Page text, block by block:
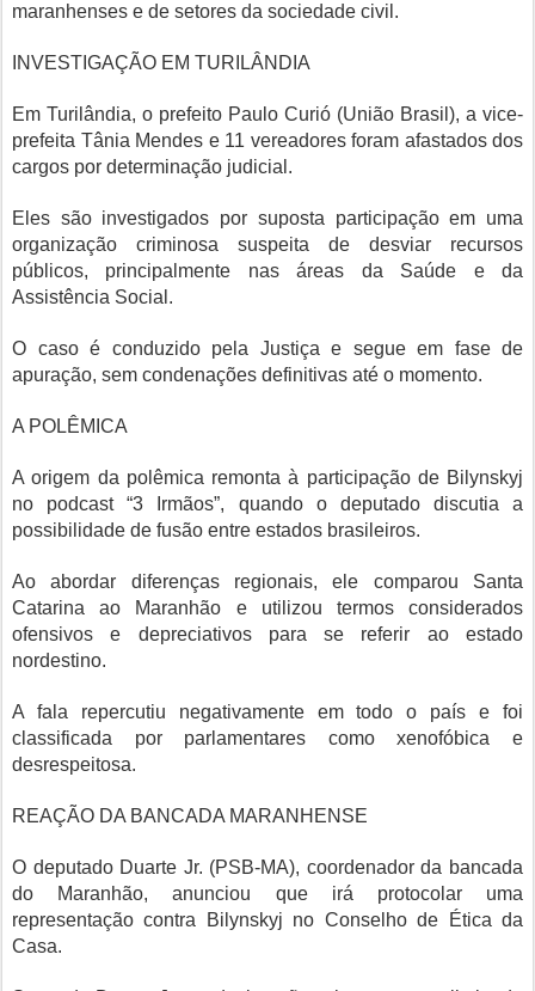
maranhenses e de setores da sociedade civil.
INVESTIGAÇÃO EM TURILÂNDIA
Em Turilândia, o prefeito Paulo Curió (União Brasil), a vice-
prefeita Tânia Mendes e 11 vereadores foram afastados dos
cargos por determinação judicial.
Eles são investigados por suposta participação em uma
organização criminosa suspeita de desviar recursos
públicos, principalmente nas áreas da Saúde e da
Assistência Social.
O caso é conduzido pela Justiça e segue em fase de
apuração, sem condenações definitivas até o momento.
A POLÊMICA
A origem da polêmica remonta à participação de Bilynskyj
no podcast “3 Irmãos”, quando o deputado discutia a
possibilidade de fusão entre estados brasileiros.
Ao abordar diferenças regionais, ele comparou Santa
Catarina ao Maranhão e utilizou termos considerados
ofensivos e depreciativos para se referir ao estado
nordestino.
A fala repercutiu negativamente em todo o país e foi
classificada por parlamentares como xenofóbica e
desrespeitosa.
REAÇÃO DA BANCADA MARANHENSE
O deputado Duarte Jr. (PSB-MA), coordenador da bancada
do Maranhão, anunciou que irá protocolar uma
representação contra Bilynskyj no Conselho de Ética da
Casa.